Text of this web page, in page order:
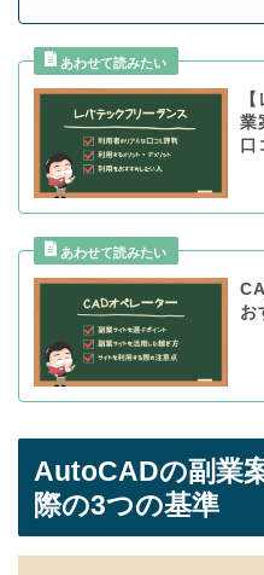
業
口
お
AutoCADの副業
際の3つの基準